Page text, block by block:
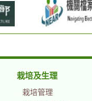
栽培及生理
栽培管理